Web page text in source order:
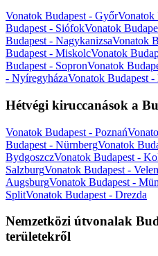
Vonatok Budapest - GyőrVonatok
Budapest - SiófokVonatok
Budapest - NagykanizsaVonatok
Budapest - MiskolcVonatok
Budapest - SopronVonatok
- NyíregyházaVonatok Budapest -
Hétvégi kiruccanások a
Vonatok Budapest - Poznań
Budapest - NürnbergVonatok
BydgoszczVonatok Budapest -
SalzburgVonatok Budapest -
AugsburgVonatok Budapest -
SplitVonatok Budapest - Drezda
Nemzetközi útvonalak
területekről